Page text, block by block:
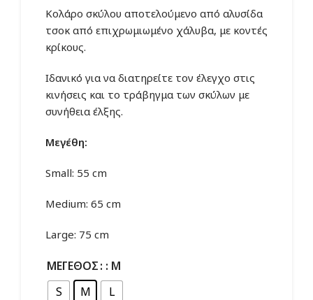
1.90€
through
Κολάρο σκύλου αποτελούμενο από αλυσίδα
τσοκ από επιχρωμιωμένο χάλυβα, με κοντές
κρίκους.
Ιδανικό για να διατηρείτε τον έλεγχο στις
κινήσεις και το τράβηγμα των σκύλων με
συνήθεια έλξης.
Μεγέθη:
Small: 55 cm
Medium: 65 cm
Large: 75 cm
ΜΈΓΕΘΟΣ : M
S
M L